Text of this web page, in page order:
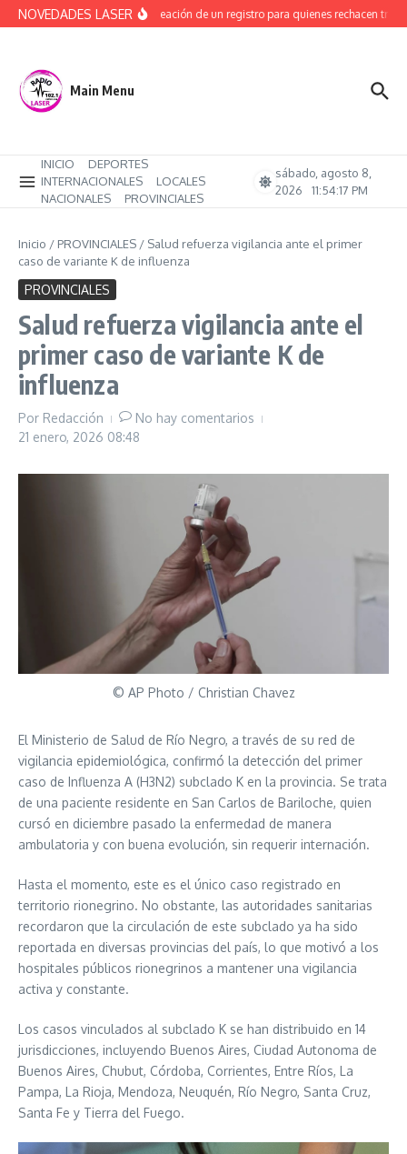
Saltar al contenido
NOVEDADES LASERAvanza la creación de un registro para quienes rechacen
Main Menu
INICIO
DEPORTES
INTERNACIONALES
LOCALES
NACIONALES
PROVINCIALES
sábado, agosto 8,
2026
11:54:18 PM
Inicio / PROVINCIALES / Salud refuerza vigilancia ante el primer
caso de variante K de influenza
PROVINCIALES
Salud refuerza vigilancia ante el
primer caso de variante K de
influenza
Por Redacción
No hay comentarios
21 enero, 2026 08:48
© AP Photo / Christian Chavez
El Ministerio de Salud de Río Negro, a través de su red de
vigilancia epidemiológica, confirmó la detección del primer
caso de Influenza A (H3N2) subclado K en la provincia. Se trata
de una paciente residente en San Carlos de Bariloche, quien
cursó en diciembre pasado la enfermedad de manera
ambulatoria y con buena evolución, sin requerir internación.
Hasta el momento, este es el único caso registrado en
territorio rionegrino. No obstante, las autoridades sanitarias
recordaron que la circulación de este subclado ya ha sido
reportada en diversas provincias del país, lo que motivó a los
hospitales públicos rionegrinos a mantener una vigilancia
activa y constante.
Los casos vinculados al subclado K se han distribuido en 14
jurisdicciones, incluyendo Buenos Aires, Ciudad Autonoma de
Buenos Aires, Chubut, Córdoba, Corrientes, Entre Ríos, La
Pampa, La Rioja, Mendoza, Neuquén, Río Negro, Santa Cruz,
Santa Fe y Tierra del Fuego.